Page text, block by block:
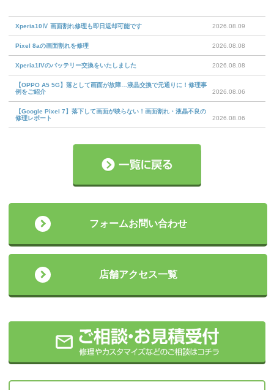
Xperia10Ⅳ 画面割れ修理も即日返却可能です 2026.08.09
Pixel 8aの画面割れを修理 2026.08.08
Xperia1IVのバッテリー交換をいたしました 2026.08.08
【OPPO A5 5G】落として画面が故障…液晶交換で元通りに！修理事
例をご紹介
2026.08.06
【Google Pixel 7】落下して画面が映らない！画面割れ・液晶不良の
修理レポート
2026.08.06
フォームお問い合わせ
店舗アクセス一覧